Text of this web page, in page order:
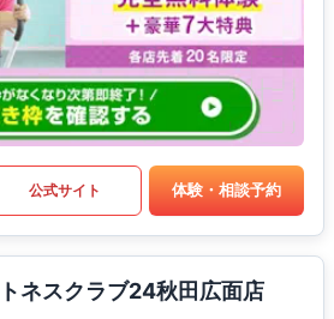
公式サイト 体験・相談予約
ネスクラブ24秋田広面店